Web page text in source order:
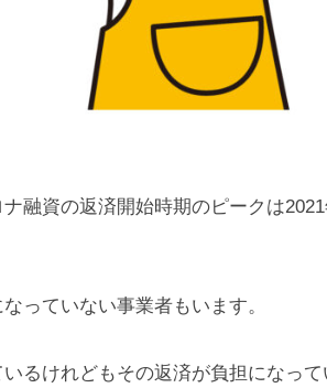
融資の返済開始時期のピークは
っていない事業者もいます。
るけれどもその返済が負担になっ